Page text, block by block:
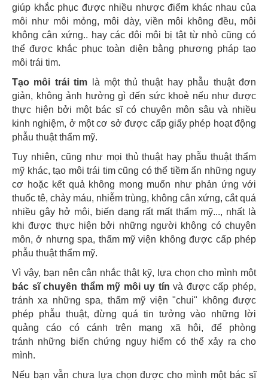
giúp khắc phục được nhiều nhược điểm khác nhau của
môi như môi mỏng, môi dày, viền môi không đều, môi
không cân xứng.. hay các đôi môi bị tật từ nhỏ cũng có
thể được khắc phục toàn diện bằng phương pháp tạo
môi trái tim.
Tạo môi trái tim
là một thủ thuật hay phẫu thuật đơn
giản, không ảnh hưởng gì đến sức khoẻ nếu như được
thực hiện bởi một bác sĩ có chuyên môn sâu và nhiều
kinh nghiệm, ở một cơ sở được cấp giấy phép hoạt động
phẫu thuật thẩm mỹ.
Tuy nhiên, cũng như mọi thủ thuật hay phẫu thuật thẩm
mỹ khác, tạo môi trái tim cũng có thể tiềm ẩn những nguy
cơ hoặc kết quả không mong muốn như phản ứng với
thuốc tê, chảy máu, nhiễm trùng, không cân xứng, cắt quá
nhiều gây hở môi, biến dạng rất mất thẩm mỹ..., nhất là
khi được thực hiện bởi những người không có chuyên
môn, ở nhưng spa, thẩm mỹ viện không được cấp phép
phẫu thuật thẩm mỹ.
Vì vậy, bạn nên cân nhắc thật kỹ, lựa chọn cho mình một
bác sĩ chuyên thẩm mỹ môi uy tín và được cấp phép,
tránh xa những spa, thẩm mỹ viện "chui" không được
phép phẫu thuật, đừng quá tin tưởng vào những lời
quảng cáo có cánh trên mạng xã hội, để phòng
tránh những biến chứng nguy hiểm có thể xảy ra cho
mình.
Nếu bạn vẫn chưa lựa chọn được cho mình một bác sĩ